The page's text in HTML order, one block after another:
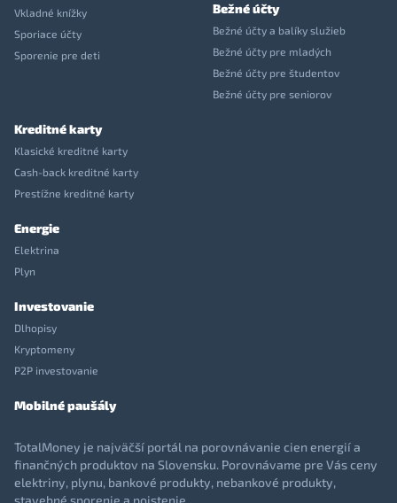
Vkladné knížky
Sporiace účty
Sporenie pre deti
Bežné účty
Bežné účty a balíky služieb
Bežné účty pre mladých
Bežné účty pre študentov
Bežné účty pre seniorov
Kreditné karty
Klasické kreditné karty
Cash-back kreditné karty
Prestížne kreditné karty
Energie
Elektrina
Plyn
Investovanie
Dlhopisy
Kryptomeny
P2P investovanie
Mobilné paušály
TotalMoney je najväčší portál na porovnávanie cien energií a
finančných produktov na Slovensku. Porovnávame pre Vás ceny
elektriny, plynu, bankové produkty, nebankové produkty,
stavebné sporenie a poistenie.